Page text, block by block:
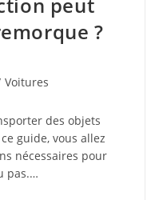
?
Voitures
des objets
guide, vous allez
nécessaires pour
pas.…